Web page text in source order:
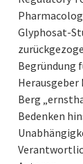
Glyphosat-
Begründung
Herausgeber
Berg
Bedenken